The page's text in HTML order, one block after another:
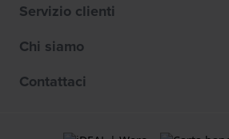
Servizio clienti
Chi siamo
Contattaci